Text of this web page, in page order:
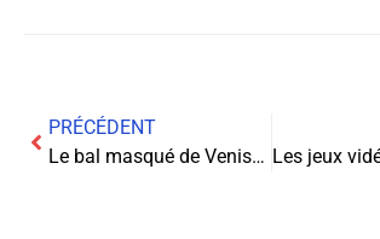
PRÉCÉDENT
Le bal masqué de Venise : les pseudonymes sur le web